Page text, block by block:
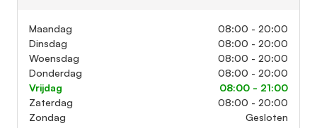
Maandag
08:00 - 20:00
Dinsdag
08:00 - 20:00
Woensdag
08:00 - 20:00
Donderdag
08:00 - 20:00
Vrijdag
08:00 - 21:00
Zaterdag
08:00 - 20:00
Zondag
Gesloten